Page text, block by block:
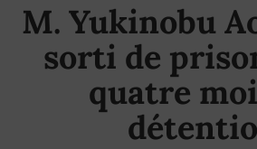
M. Yukinobu
sorti de
quatre